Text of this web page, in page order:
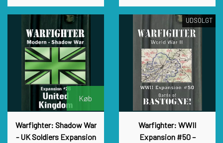
Køb
Warfighter: Shadow War
- UK Soldiers Expansion
UDSOLGT
Warfighter: WWII
Expansion #50 –